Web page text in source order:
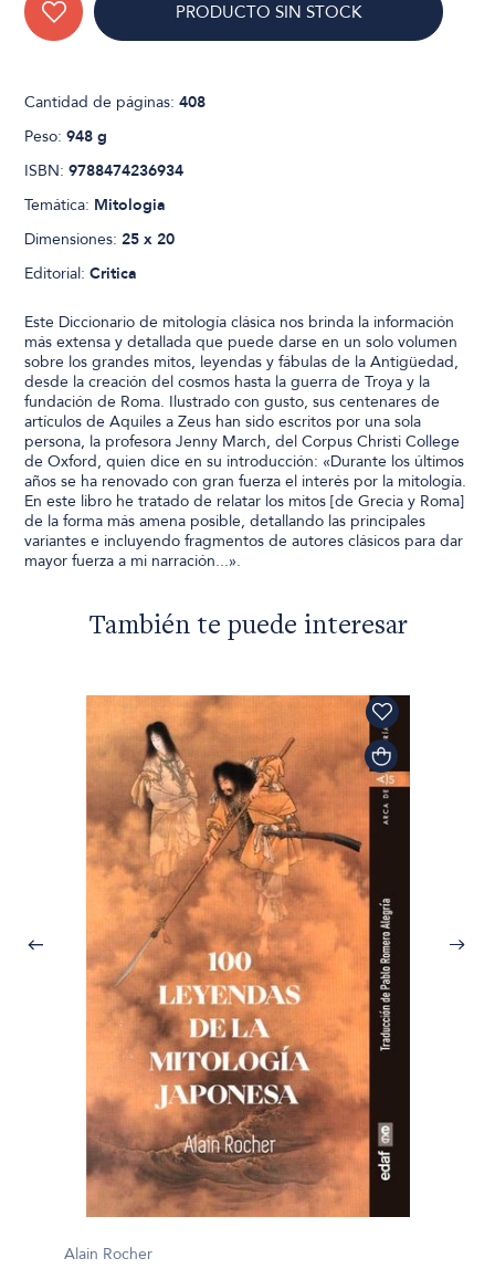
PRODUCTO SIN STOCK
Cantidad de páginas:408
Peso:948 g
ISBN:9788474236934
Temática: Mitologia
Dimensiones:25 x 20
Editorial:Critica
Este Diccionario de mitología clásica nos brinda la información
más extensa y detallada que puede darse en un solo volumen
sobre los grandes mitos, leyendas y fábulas de la Antigüedad,
desde la creación del cosmos hasta la guerra de Troya y la
fundación de Roma. Ilustrado con gusto, sus centenares de
artículos de Aquiles a Zeus han sido escritos por una sola
persona, la profesora Jenny March, del Corpus Christi College
de Oxford, quien dice en su introducción: «Durante los últimos
años se ha renovado con gran fuerza el interés por la mitología.
En este libro he tratado de relatar los mitos [de Grecia y Roma]
de la forma más amena posible, detallando las principales
variantes e incluyendo fragmentos de autores clásicos para dar
mayor fuerza a mi narración...».
También te puede interesar
Alain Rocher